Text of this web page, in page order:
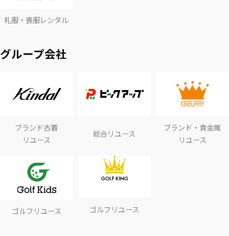
礼服・喪服レンタル
グループ会社
ブランド古着
リユース
総合リユース
ブランド・貴金属
リユース
ゴルフリユース ゴルフリユース